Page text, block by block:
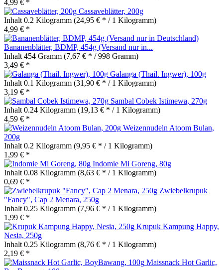
4,99 € *
Cassaveblätter, 200g
Inhalt 0.2 Kilogramm (24,95 € * / 1 Kilogramm)
4,99 € *
Bananenblätter, BDMP, 454g (Versand nur in...
Inhalt 454 Gramm (7,67 € * / 998 Gramm)
3,49 € *
Galanga (Thail. Ingwer), 100g
Inhalt 0.1 Kilogramm (31,90 € * / 1 Kilogramm)
3,19 € *
Sambal Cobek Istimewa, 270g
Inhalt 0.24 Kilogramm (19,13 € * / 1 Kilogramm)
4,59 € *
Weizennudeln Atoom Bulan,
200g
Inhalt 0.2 Kilogramm (9,95 € * / 1 Kilogramm)
1,99 € *
Indomie Mi Goreng, 80g
Inhalt 0.08 Kilogramm (8,63 € * / 1 Kilogramm)
0,69 € *
Zwiebelkrupuk
"Fancy", Cap 2 Menara, 250g
Inhalt 0.25 Kilogramm (7,96 € * / 1 Kilogramm)
1,99 € *
Krupuk Kampung Happy,
Nesia, 250g
Inhalt 0.25 Kilogramm (8,76 € * / 1 Kilogramm)
2,19 € *
Maissnack Hot Garlic,